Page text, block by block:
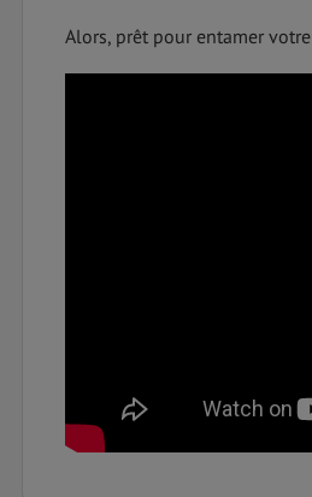
Alors, prêt pour entamer votre